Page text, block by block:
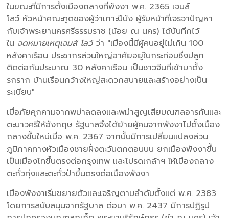
ในขณะที่มีการตั้งเมืองถลางที่พังงา พ.ศ. 2365 เจมส์
โลว์ หัวหน้าคณะทูตของผู้ว่าเกาะปีนัง ผู้รับหน้าที่เจรจาปัญหา
กับเจ้าพระยานครศรีธรรมราช (น้อย ณ นคร) ได้บันทึกไว้
ใน จดหมายเหตุเจมส์ โลว์ว่า "เมืองนี้มีผู้คนอยู่ไม่เกิน 100
หลังคาเรือน ประชากรส่วนใหญ่อาศัยอยู่ในกระท่อมซึ่งปลูก
ติดต่อกันประมาณ 30 หลังคาเรือน เป็นชาวจีนที่เข้ามาตั้ง
รกราก บ้านเรือนกว้างใหญ่สะดวกสบายและสร้างอย่างเป็น
ระเบียบ"
เมื่อภัยคุกคามจากพม่าลดลงและพม่าสูญเสียมณฑลอารกันและ
ตะนาวศรีให้อังกฤษ รัฐบาลจึงได้ย้ายผู้คนจากพังงาไปตั้งเมือง
ถลางขึ้นใหม่เมื่อ พ.ศ. 2367 จากนั้นมีการเปลี่ยนแปลงส่วน
ภูมิภาคทางหัวเมืองชายฝั่งตะวันตกตอนบน ยกเมืองพังงาขึ้น
เป็นเมืองโทขึ้นตรงต่อกรุงเทพ และโปรดเกล้าฯ ให้เมืองถลาง
ตะกั่วทุ่งและตะกั่วป่าขึ้นตรงต่อเมืองพังงา
เมืองพังงาเริ่มขยายตัวและเจริญตามลำดับตั้งแต่ พ.ศ. 2383
โดยการสนับสนุนจากรัฐบาล ต่อมา พ.ศ. 2437 มีการปฏิรูป